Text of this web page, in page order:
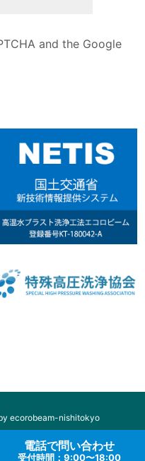
電話で問い合わせ
受付時間：9:00〜18:00
and the Google
ecorobeam-nishitokyo